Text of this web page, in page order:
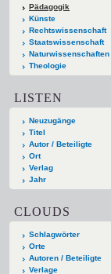
Pädagogik
Künste
Rechtswissenschaft
Staatswissenschaft
Naturwissenschaften
Theologie
LISTEN
Neuzugänge
Titel
Autor / Beteiligte
Ort
Verlag
Jahr
CLOUDS
Schlagwörter
Orte
Autoren / Beteiligte
Verlage